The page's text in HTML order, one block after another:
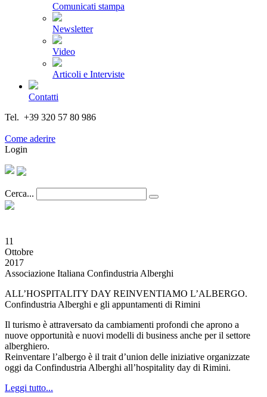
Comunicati stampa
Newsletter
Video
Articoli e Interviste
Contatti
Tel. +39 320 57 80 986
Come aderire
Login
Cerca...
11
Ottobre
2017
Associazione Italiana Confindustria Alberghi
ALL’HOSPITALITY DAY REINVENTIAMO L’ALBERGO.
Confindustria Alberghi e gli appuntamenti di Rimini
Il turismo è attraversato da cambiamenti profondi che aprono a
nuove opportunità e nuovi modelli di business anche per il settore
alberghiero.
Reinventare l’albergo è il trait d’union delle iniziative organizzate
oggi da Confindustria Alberghi all’hospitality day di Rimini.
Leggi tutto...